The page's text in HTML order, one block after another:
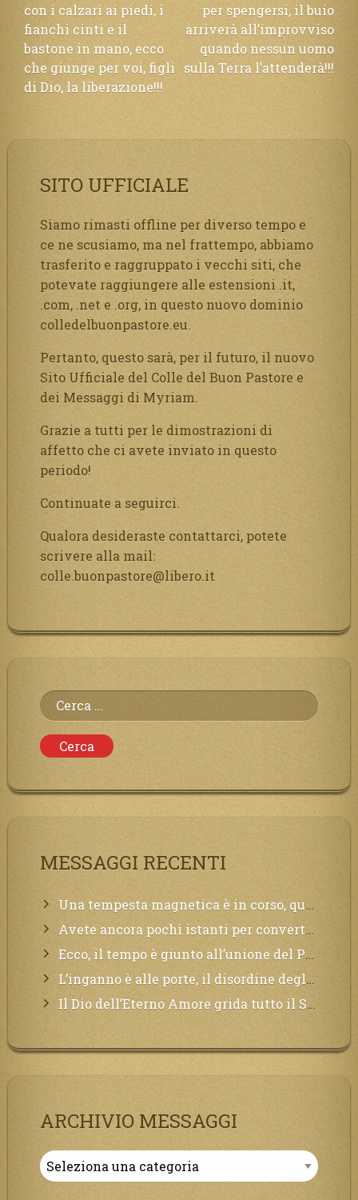
con i calzari ai piedi, i
fianchi cinti e il
bastone in mano, ecco
che giunge per voi, figli
di Dio, la liberazione!!!
per spengersi, il buio
arriverà all’improvviso
quando nessun uomo
sulla Terra l’attenderà!!!
SITO UFFICIALE
Siamo rimasti offline per diverso tempo e
ce ne scusiamo, ma nel frattempo, abbiamo
trasferito e raggruppato i vecchi siti, che
potevate raggiungere alle estensioni .it,
.com, .net e .org, in questo nuovo dominio
colledelbuonpastore.eu.
Pertanto, questo sarà, per il futuro, il nuovo
Sito Ufficiale del Colle del Buon Pastore e
dei Messaggi di Myriam.
Grazie a tutti per le dimostrazioni di
affetto che ci avete inviato in questo
periodo!
Continuate a seguirci.
Qualora desideraste contattarci, potete
scrivere alla mail:
colle.buonpastore@libero.it
Ricerca
per:
MESSAGGI RECENTI
Una tempesta magnetica è in corso, questa generazione patirà. Il black out non tarderà ad arrivare e tutta la Terra sarà oscurata.
Avete ancora pochi istanti per convertirvi, non perdete tempo, la sciagura arriverà all’improvviso e per chi non si sarà preparato saranno dolori.
Ecco, il tempo è giunto all’unione del Padre con il figlio, non avete che da attendere pochissimo.
L’inganno è alle porte, il disordine degli ordinati urlerà perdono, ma sarà troppo tardi, il tradimento è stato grande!
Il Dio dell’Eterno Amore grida tutto il Suo bene per i Suoi,richiama a Sé i lontani, affinché si pentano e tornino a Lui:
ARCHIVIO MESSAGGI
Archivio
Messaggi